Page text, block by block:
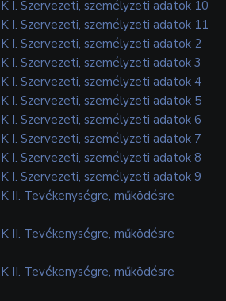
I. Szervezeti, személyzeti adatok 10
I. Szervezeti, személyzeti adatok 11
I. Szervezeti, személyzeti adatok 2
I. Szervezeti, személyzeti adatok 3
I. Szervezeti, személyzeti adatok 4
I. Szervezeti, személyzeti adatok 5
I. Szervezeti, személyzeti adatok 6
I. Szervezeti, személyzeti adatok 7
I. Szervezeti, személyzeti adatok 8
I. Szervezeti, személyzeti adatok 9
II. Tevékenységre, működésre
II. Tevékenységre, működésre
II. Tevékenységre, működésre